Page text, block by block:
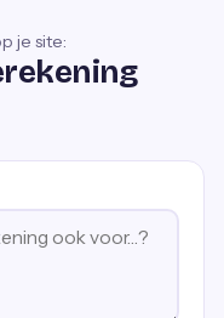
je site: